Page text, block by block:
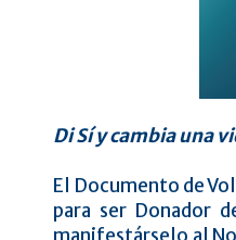
Di Sí y cambia una
El Documento de
para ser Donador